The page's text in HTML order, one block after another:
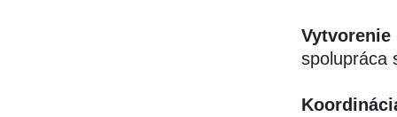
spolupráca